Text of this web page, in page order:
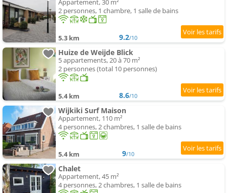
Appartement, 30 m²
2 personnes, 1 chambre, 1 salle de bains
5.3 km 9.2/10
Huize de Weijde Blick
5 appartements, 20 à 70 m²
2 personnes (total 10 personnes)
5.4 km 8.6/10
Wijkiki Surf Maison
Appartement, 110 m²
4 personnes, 2 chambres, 1 salle de bains
5.4 km 9/10
Chalet
Appartement, 45 m²
4 personnes, 2 chambres, 1 salle de bains